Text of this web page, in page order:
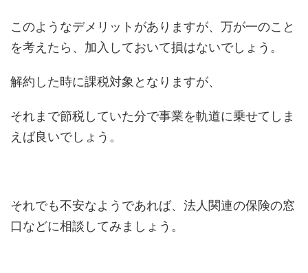
このようなデメリットがありますが、万が一のこと
を考えたら、加入しておいて損はないでしょう。
解約した時に課税対象となりますが、
それまで節税していた分で事業を軌道に乗せてしま
えば良いでしょう。
それでも不安なようであれば、法人関連の保険の窓
口などに相談してみましょう。